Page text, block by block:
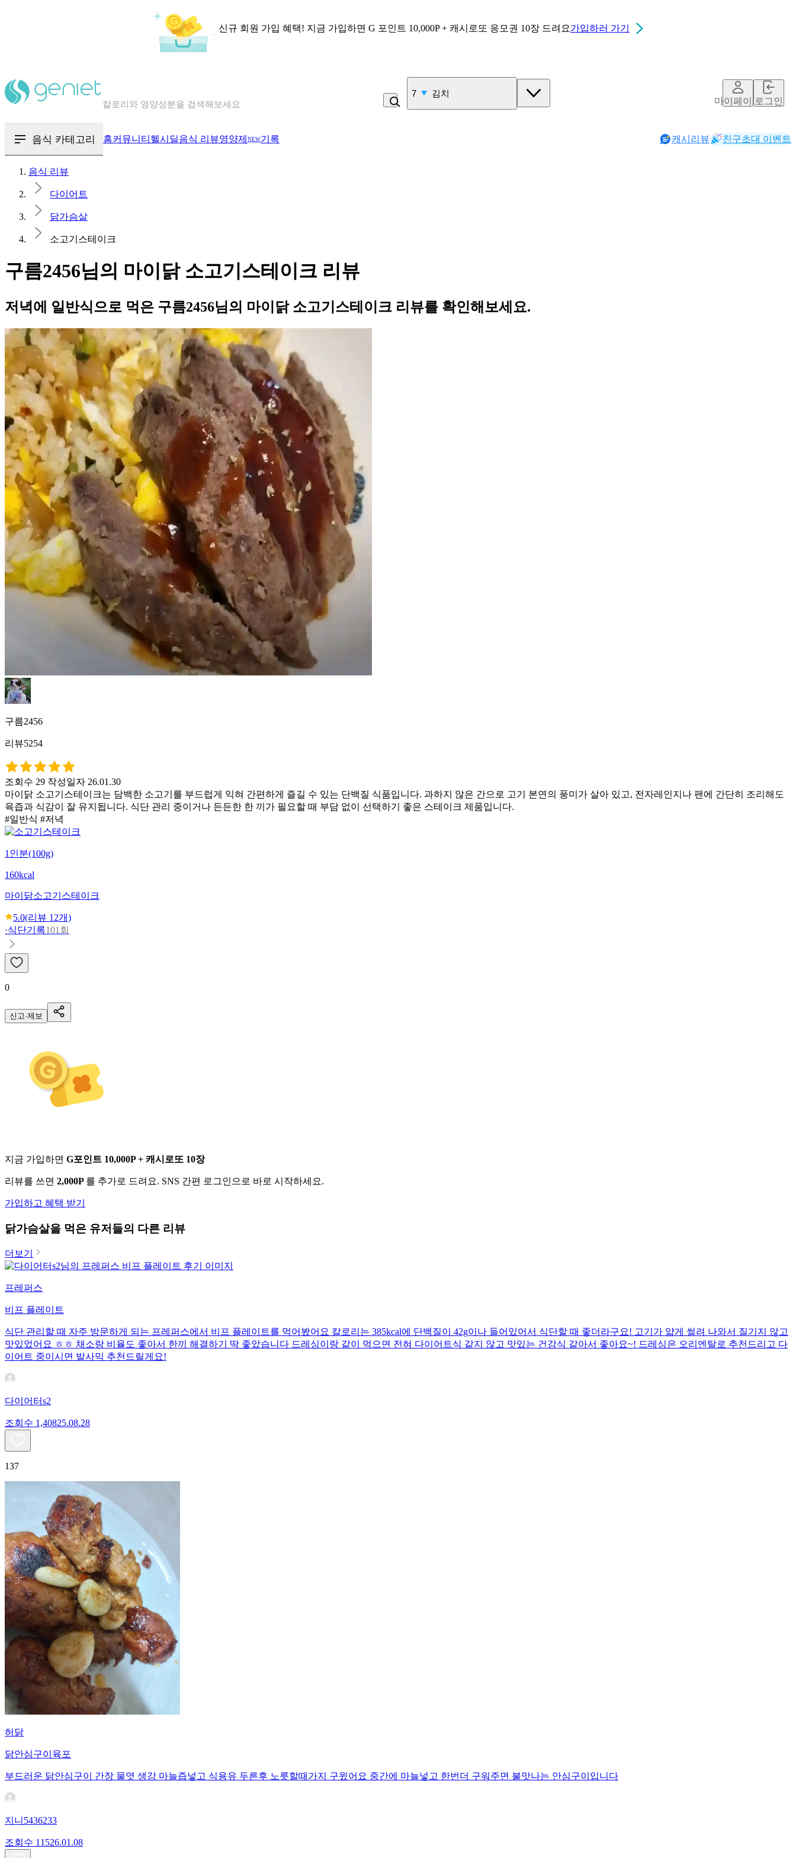
신규 회원 가입 혜택! 지금 가입하면 G 포인트 10,000P + 캐시로또 응모권 10장 드려요가입하러 가기
혈당 · 다이어트 음식 검색해보세요
7 김치
마이페이지로그인
음식 카테고리 홈커뮤니티 헬시딜음식 리뷰영양제 NEW기록 캐시리뷰 친구초대 이벤트
음식 리뷰
다이어트
닭가슴살
소고기스테이크
구름2456님의 마이닭 소고기스테이크 리뷰
저녁에 일반식으로 먹은 구름2456님의 마이닭 소고기스테이크 리뷰를 확인해보세요.
구름2456
리뷰5254
조회수 29 작성일자 26.01.30
마이닭 소고기스테이크는 담백한 소고기를 부드럽게 익혀 간편하게 즐길 수 있는 단백질 식품입니다. 과하지 않은 간으로 고기 본연의 풍미가 살아 있고, 전자레인지나 팬에 간단히 조리해도
육즙과 식감이 잘 유지됩니다. 식단 관리 중이거나 든든한 한 끼가 필요할 때 부담 없이 선택하기 좋은 스테이크 제품입니다.
#일반식 #저녁
1인분(100g)
160kcal
마이닭소고기스테이크
5.0(리뷰 12개)
·식단기록101회
0
신고·제보
지금 가입하면 G포인트 10,000P + 캐시로또 10장
리뷰를 쓰면 2,000P 를 추가로 드려요. SNS 간편 로그인으로 바로 시작하세요.
가입하고 혜택 받기
닭가슴살을 먹은 유저들의 다른 리뷰
더보기
프레퍼스
비프 플레이트
식단 관리할 때 자주 방문하게 되는 프레퍼스에서 비프 플레이트를 먹어봤어요 칼로리는 385kcal에 단백질이 42g이나 들어있어서 식단할 때 좋더라구요! 고기가 얇게 썰려 나와서 질기지 않고
맛있었어요 ㅎㅎ 채소랑 비율도 좋아서 한끼 해결하기 딱 좋았습니다 드레싱이랑 같이 먹으면 전혀 다이어트식 같지 않고 맛있는 건강식 같아서 좋아요~! 드레싱은 오리엔탈로 추천드리고 다
이어트 중이시면 발사믹 추천드릴게요!
다이어터s2
조회수 1,40825.08.28
137
허닭
닭안심구이육포
부드러운 닭안심구이 간장 물엿 생강 마늘즙넣고 식용유 두른후 노릇할때가지 구윘어요 중간에 마늘넣고 한번더 구워주면 불맛나는 안심구이입니다
지니5436233
조회수 11526.01.08